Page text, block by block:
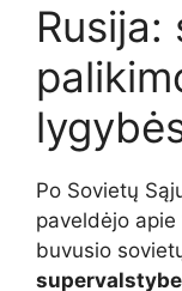
Rusija:
Po Sovietų
paveldėjo apie
buvusio
supervalstybe